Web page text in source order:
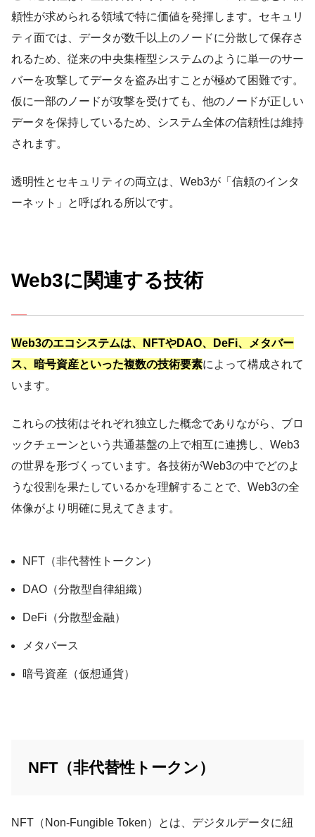
頼性が求められる領域で特に価値を発揮します。セキュリ
ティ面では、データが数千以上のノードに分散して保存さ
れるため、従来の中央集権型システムのように単一のサー
バーを攻撃してデータを盗み出すことが極めて困難です。
仮に一部のノードが攻撃を受けても、他のノードが正しい
データを保持しているため、システム全体の信頼性は維持
されます。
透明性とセキュリティの両立は、Web3が「信頼のインタ
ーネット」と呼ばれる所以です。
Web3に関連する技術
Web3のエコシステムは、NFTやDAO、DeFi、メタバー
ス、暗号資産といった複数の技術要素によって構成されて
います。
これらの技術はそれぞれ独立した概念でありながら、ブロ
ックチェーンという共通基盤の上で相互に連携し、Web3
の世界を形づくっています。各技術がWeb3の中でどのよ
うな役割を果たしているかを理解することで、Web3の全
体像がより明確に見えてきます。
NFT（非代替性トークン）
DAO（分散型自律組織）
DeFi（分散型金融）
メタバース
暗号資産（仮想通貨）
NFT（非代替性トークン）
NFT（Non-Fungible Token）とは、デジタルデータに紐